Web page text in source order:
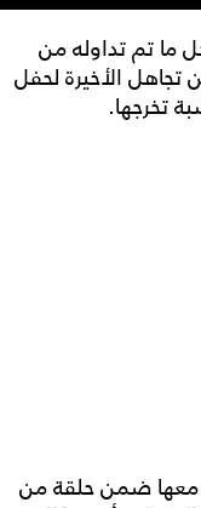
ما تم تداوله من
تجاهل الأخيرة لحفل
تخرجها.
معها ضمن حلقة من